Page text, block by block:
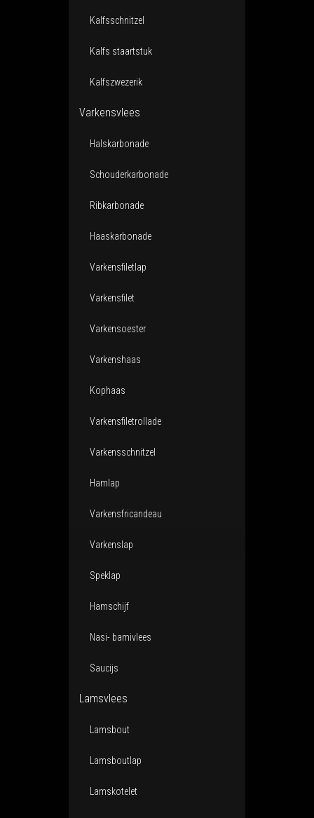
Kalfsschnitzel
Kalfs staartstuk
Kalfszwezerik
Varkensvlees
Halskarbonade
Schouderkarbonade
Ribkarbonade
Haaskarbonade
Varkensfiletlap
Varkensfilet
Varkensoester
Varkenshaas
Kophaas
Varkensfiletrollade
Varkensschnitzel
Hamlap
Varkensfricandeau
Varkenslap
Speklap
Hamschijf
Nasi- bamivlees
Saucijs
Lamsvlees
Lamsbout
Lamsboutlap
Lamskotelet